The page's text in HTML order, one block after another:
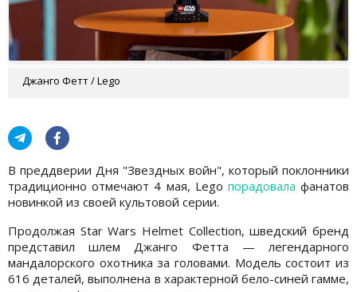
Джанго Фетт / Lego
В преддверии Дня "Звездных войн", который поклонники
традиционно отмечают 4 мая, Lego порадовала фанатов
новинкой из своей культовой серии.
Продолжая Star Wars Helmet Collection, шведский бренд
представил шлем Джанго Фетта — легендарного
мандалорского охотника за головами. Модель состоит из
616 деталей, выполнена в характерной бело-синей гамме,